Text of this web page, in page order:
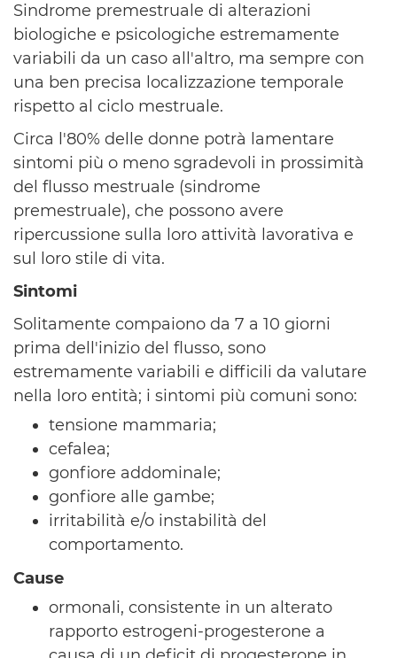
Sindrome premestruale di alterazioni
biologiche e psicologiche estremamente
variabili da un caso all'altro, ma sempre con
una ben precisa localizzazione temporale
rispetto al ciclo mestruale.
Circa l'80% delle donne potrà lamentare
sintomi più o meno sgradevoli in prossimità
del flusso mestruale (sindrome
premestruale), che possono avere
ripercussione sulla loro attività lavorativa e
sul loro stile di vita.
Sintomi
Solitamente compaiono da 7 a 10 giorni
prima dell'inizio del flusso, sono
estremamente variabili e difficili da valutare
nella loro entità; i sintomi più comuni sono:
tensione mammaria;
cefalea;
gonfiore addominale;
gonfiore alle gambe;
irritabilità e/o instabilità del
comportamento.
Cause
ormonali, consistente in un alterato
rapporto estrogeni-progesterone a